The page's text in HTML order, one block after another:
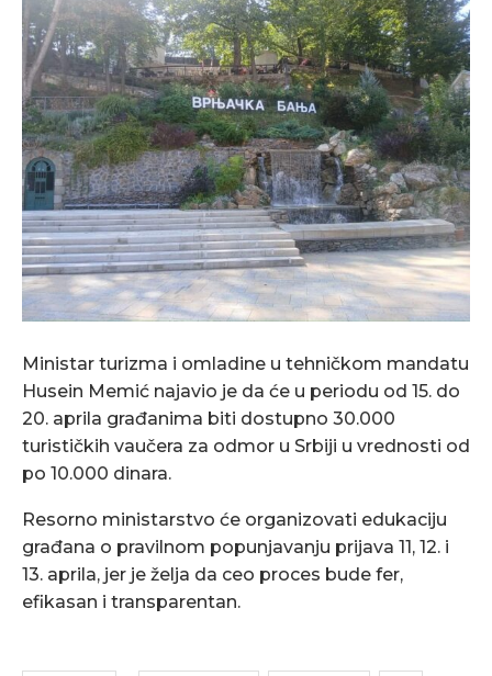
Ministar turizma i omladine u tehničkom mandatu
Husein Memić najavio je da će u periodu od 15. do
20. aprila građanima biti dostupno 30.000
turističkih vaučera za odmor u Srbiji u vrednosti od
po 10.000 dinara.
Resorno ministarstvo će organizovati edukaciju
građana o pravilnom popunjavanju prijava 11, 12. i
13. aprila, jer je želja da ceo proces bude fer,
efikasan i transparentan.